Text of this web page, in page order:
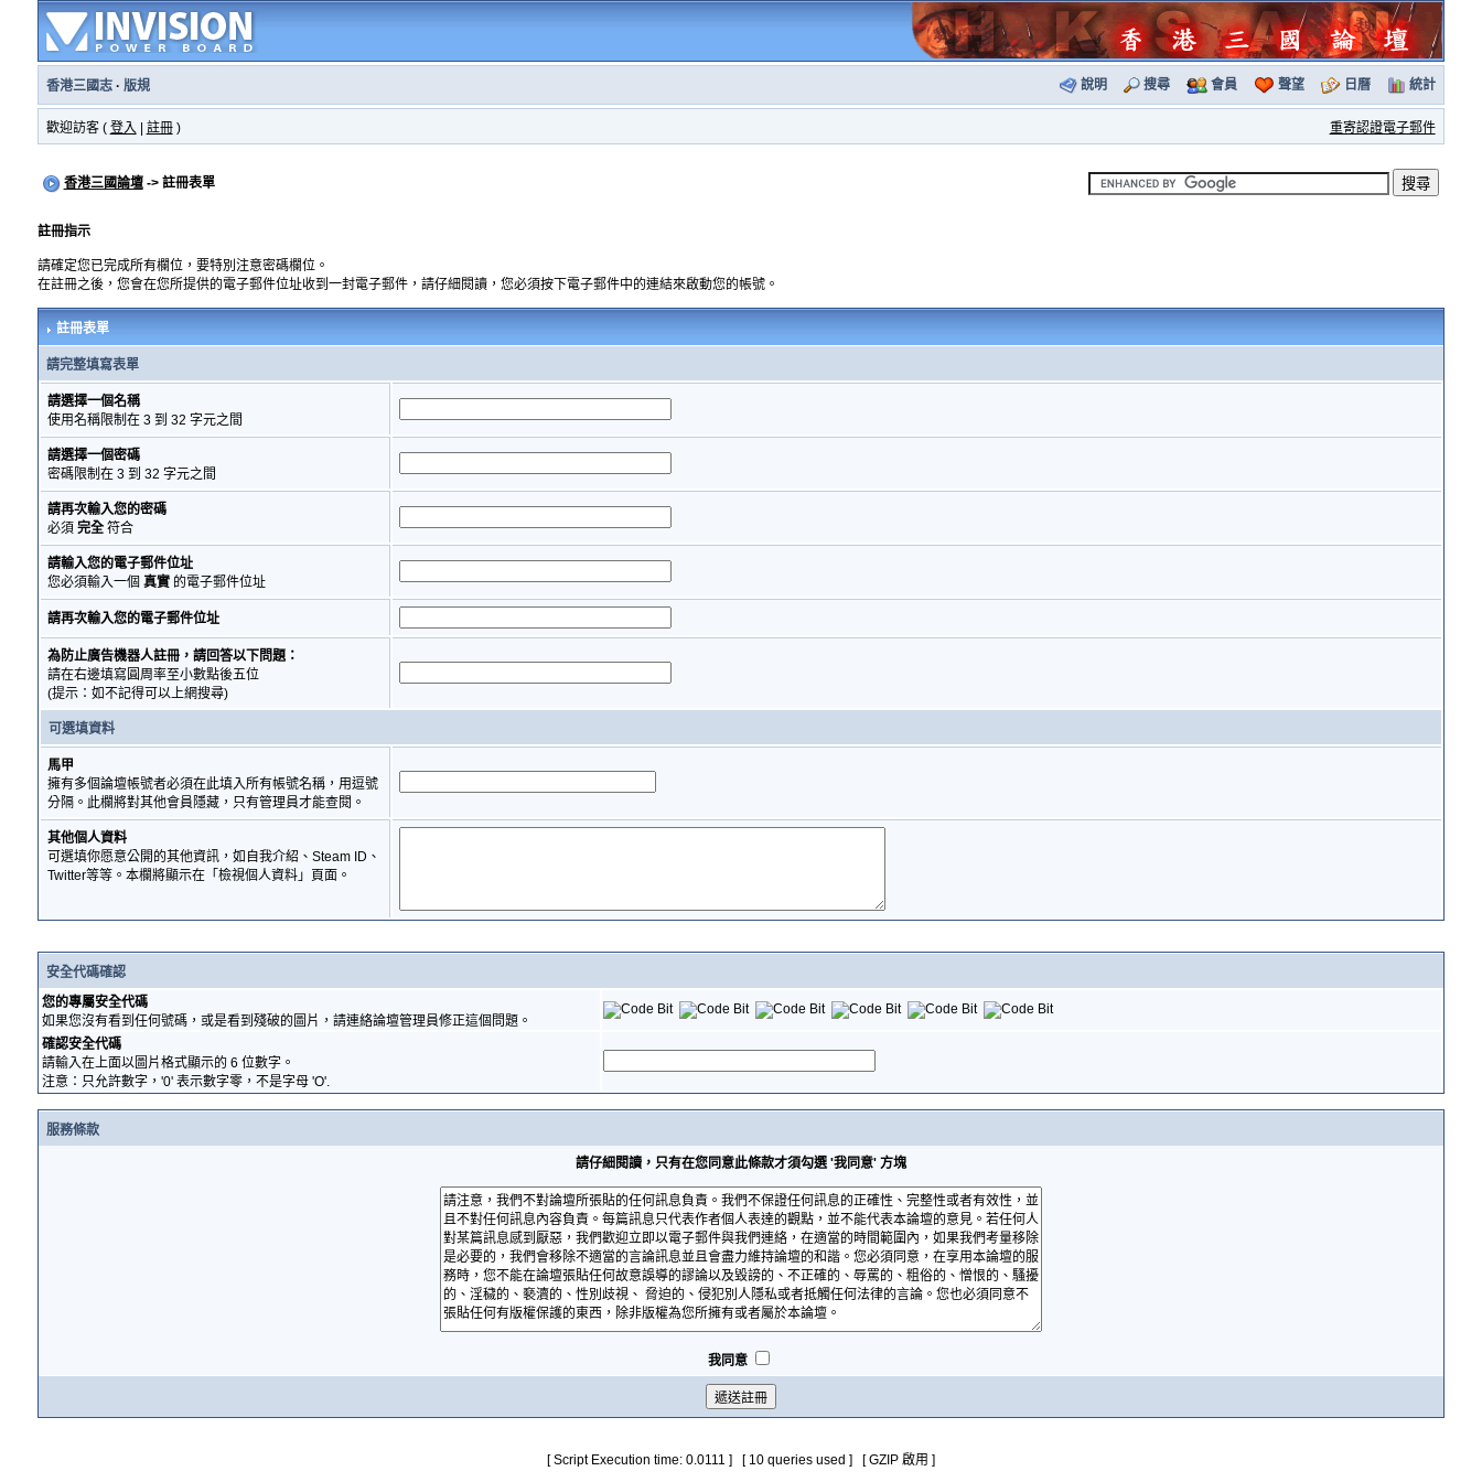
香港三國志· 版規 說明 搜尋 會員 聲望 日曆 統計
歡迎訪客 ( 登入 註冊) 重寄認證電子郵件
香港三國論壇-> 註冊表單
註冊指示
請確定您已完成所有欄位，要特別注意密碼欄位。
在註冊之後，您會在您所提供的電子郵件位址收到一封電子郵件，請仔細閱讀，您必須按下電子郵件中的連結來啟動您的帳號。
註冊表單
請完整填寫表單
請選擇一個名稱
使用名稱限制在 3 到 32 字元之間
請選擇一個密碼
密碼限制在 3 到 32 字元之間
請再次輸入您的密碼
必須 完全符合
請輸入您的電子郵件位址
您必須輸入一個 真實的電子郵件位址
請再次輸入您的電子郵件位址
為防止廣告機器人註冊，請回答以下問題：
請在右邊填寫圓周率至小數點後五位
(提示：如不記得可以上網搜尋)
可選填資料
馬甲
擁有多個論壇帳號者必須在此填入所有帳號名稱，用逗號
分隔。此欄將對其他會員隱藏，只有管理員才能查閱。
其他個人資料
可選填你愿意公開的其他資訊，如自我介紹、Steam ID、
Twitter等等。本欄將顯示在「檢視個人資料」頁面。
安全代碼確認
您的專屬安全代碼
如果您沒有看到任何號碼，或是看到殘破的圖片，請連絡論壇管理員修正這個問題。
確認安全代碼
請輸入在上面以圖片格式顯示的 6 位數字。
注意：只允許數字，'0' 表示數字零，不是字母 'O'.
服務條款
請仔細閱讀，只有在您同意此條款才須勾選 '我同意' 方塊
我同意
[ Script Execution time: 0.0111 ] [ 10 queries used ] [ GZIP 啟用 ]